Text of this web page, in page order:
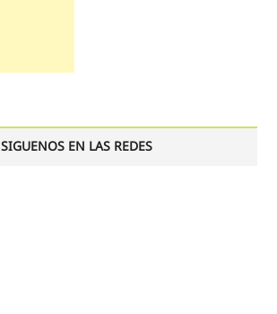
SIGUENOS EN LAS REDES